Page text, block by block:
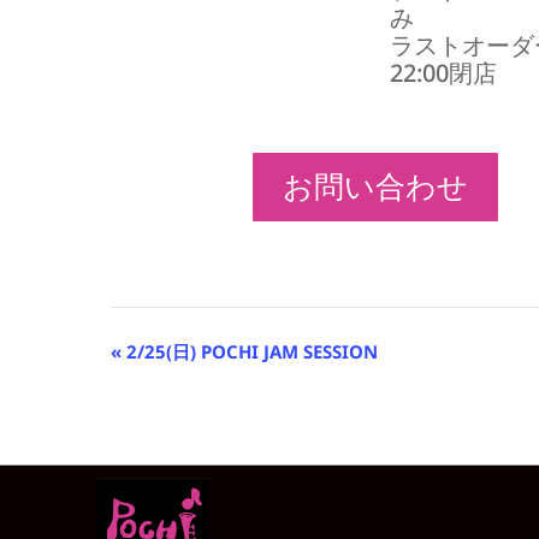
み
ラストオー
22:00閉店
お問い合わせ
イ
ナ
ビ
ゲ
« 2/25(日) POCHI JAM SESSION